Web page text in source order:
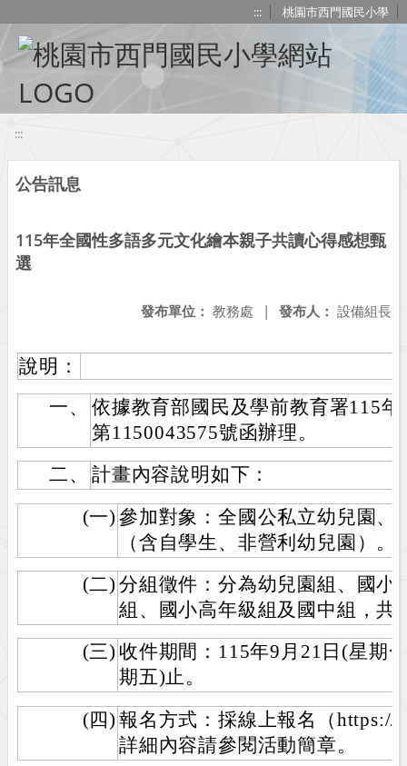
::: 桃園市西門國民小學
:::
公告訊息
115年全國性多語多元文化繪本親子共讀心得感想甄
選
發布人： 設備組長
發布單位： 教務處 |
說明：
一、
依據教育部國民及學前教育署115
第1150043575號函辦理。
二、
計畫內容說明如下：
(一) 參加對象：全國公私立幼兒園、
（含自學生、非營利幼兒園）。
(二) 分組徵件：分為幼兒園組、國小
組、國小高年級組及國中組，共
(三) 收件期間：115年9月21日(星期
期五)止。
(四) 報名方式：採線上報名（https://
詳細內容請參閱活動簡章。